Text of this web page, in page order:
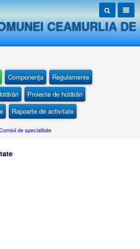
CEAMURLIA DE
Componenţa
Regulamente
Proiecte de hotărâri
Rapoarte de activitate
de specialitate